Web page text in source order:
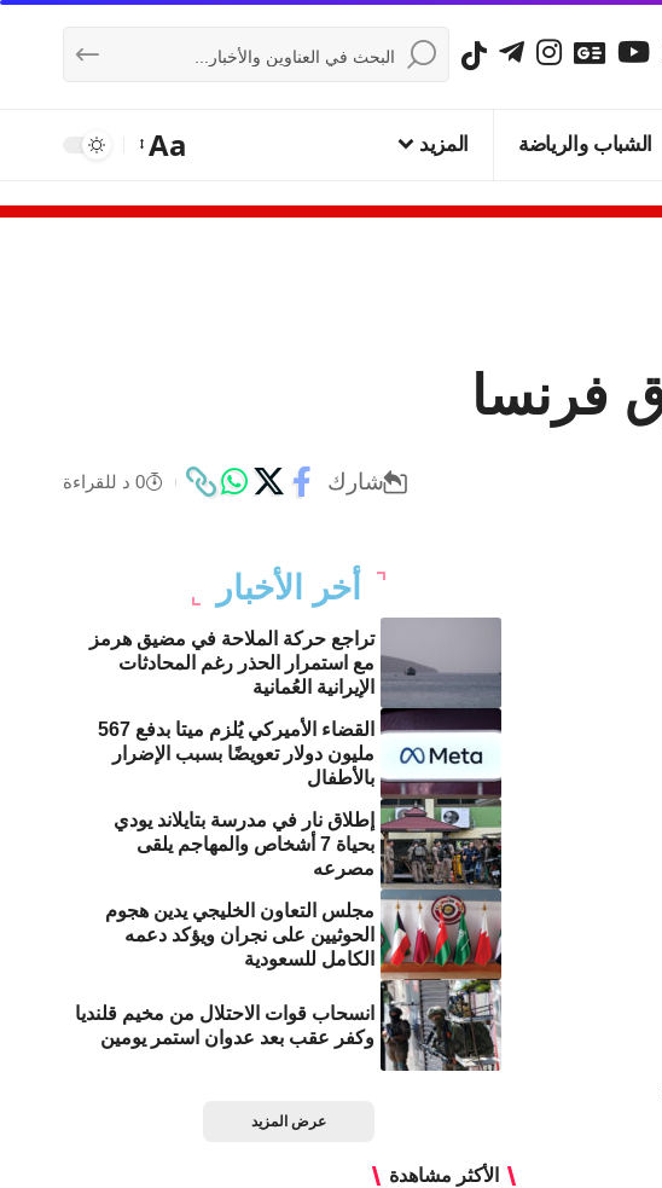
الشباب والرياضة المزيد Aa
شارك 0 د للقراءة
أخر الأخبار
تراجع حركة الملاحة في مضيق هرمز
مع استمرار الحذر رغم المحادثات
الإيرانية العُمانية
القضاء الأميركي يُلزم ميتا بدفع 567
مليون دولار تعويضًا بسبب الإضرار
بالأطفال
إطلاق نار في مدرسة بتايلاند يودي
بحياة 7 أشخاص والمهاجم يلقى
مصرعه
مجلس التعاون الخليجي يدين هجوم
الحوثيين على نجران ويؤكد دعمه
الكامل للسعودية
انسحاب قوات الاحتلال من مخيم قلنديا
وكفر عقب بعد عدوان استمر يومين
عرض المزيد
الأكثر مشاهدة